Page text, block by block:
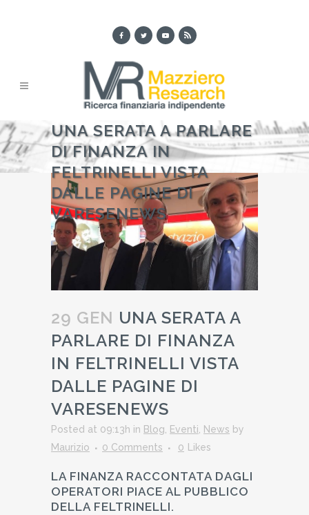
UNA SERATA A PARLARE
DI FINANZA IN
FELTRINELLI VISTA
DALLE PAGINE DI
VARESENEWS
29 GEN UNA SERATA A
PARLARE DI FINANZA
IN FELTRINELLI VISTA
DALLE PAGINE DI
VARESENEWS
Posted at 09:13h in Blog, Eventi, News by
Maurizio
0 Comments 0 Likes
LA FINANZA RACCONTATA DAGLI
OPERATORI PIACE AL PUBBLICO
DELLA FELTRINELLI.